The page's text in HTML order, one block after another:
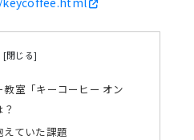
室「キーコーヒー オン
ていた課題